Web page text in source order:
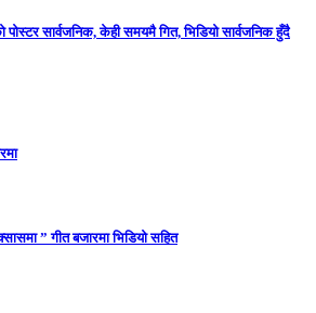
पोस्टर सार्वजनिक, केही समयमै गित, भिडियो सार्वजनिक हुँदै
” गीत बजारमा भिडियो सहित